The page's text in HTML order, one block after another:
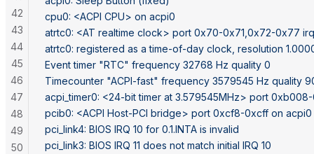
cpu0: <ACPI CPU> on acpi0
atrtc0: <AT realtime clock> port 0x70-0x71,0x72-0x77
atrtc0: registered as a time-of-day clock, resolution
Event timer "RTC" frequency 32768 Hz quality 0
Timecounter "ACPI-fast" frequency 3579545 Hz quality
acpi_timer0: <24-bit timer at 3.579545MHz> port
pcib0: <ACPI Host-PCI bridge> port 0xcf8-0xcff on acpi0
pci_link4: BIOS IRQ 10 for 0.1.INTA is invalid
pci_link3: BIOS IRQ 11 does not match initial IRQ 10
42
43
44
45
46
47
48
49
50